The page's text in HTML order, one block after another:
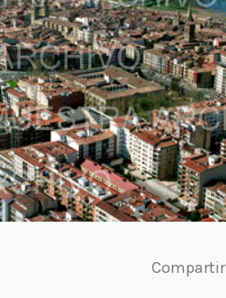
Compartir